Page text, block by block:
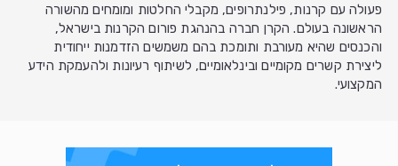
פעולה עם קרנות, פילנתרופים, מקבלי החלטות ומומחים מהשורה
הראשונה בעולם. הקרן חברה בהנהגת פורום הקרנות בישראל,
והכנסים שהיא מעורבת ותומכת בהם משמשים הזדמנות ייחודית
ליצירת קשרים מקומיים ובינלאומיים, לשיתוף רעיונות ולהעמקת הידע
המקצועי.